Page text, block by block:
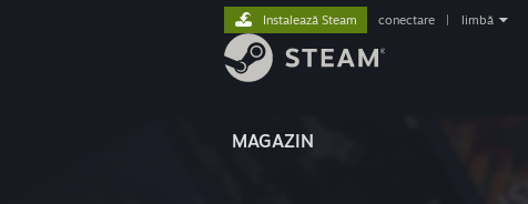
MAGAZIN
Instalează Steam conectare limbă